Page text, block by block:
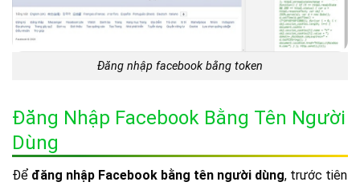
Đăng nhập facebook bằng token
Đăng Nhập Facebook Bằng Tên Người
Dùng
Để đăng nhập Facebook bằng tên người dùng, trước tiên